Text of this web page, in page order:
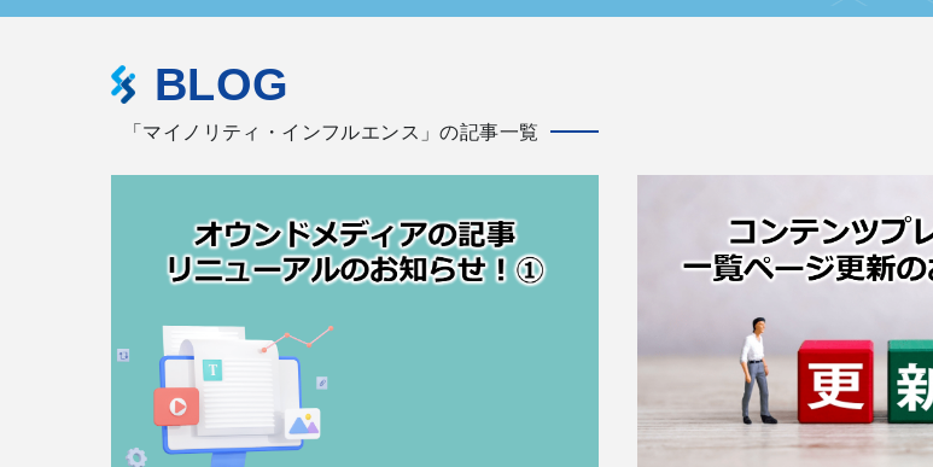
BLOG
「マイノリティ・インフルエンス」の記事一覧